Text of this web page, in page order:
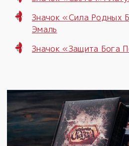
Значок «Сила Родных
Эмаль
Значок «Защита Бога